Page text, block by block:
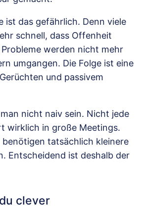
ist das gefährlich. Denn viele
schnell, dass Offenheit
werden nicht mehr
umgangen. Die Folge ist eine
und passivem
nicht naiv sein. Nicht jede
wirklich in große Meetings.
benötigen tatsächlich kleinere
Entscheidend ist deshalb der
clever